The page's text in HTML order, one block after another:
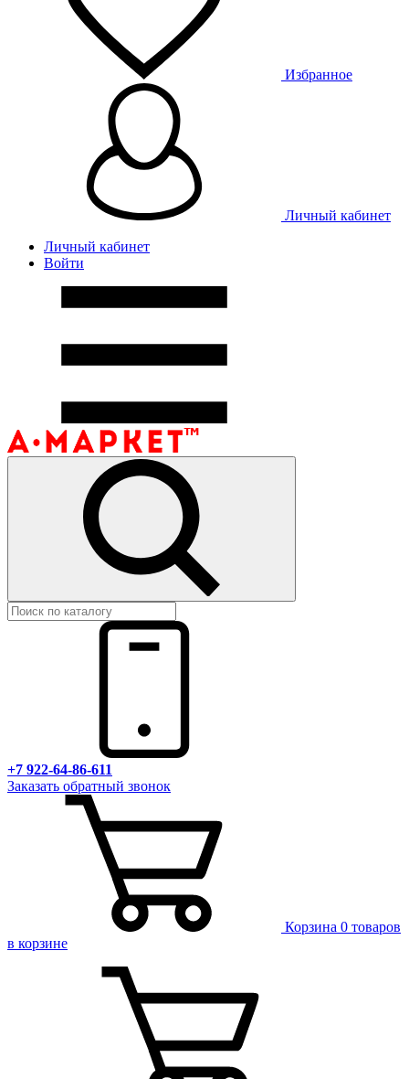
Избранное
Личный кабинет
Личный кабинет
Войти
+7 922-64-86-611
Заказать обратный звонок
Корзина 0 товаров
в корзине